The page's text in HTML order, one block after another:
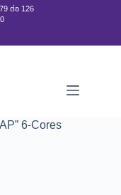
ต่อ 126